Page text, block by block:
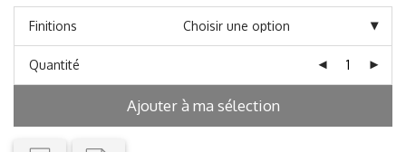
Finitions
Quantité
Ajouter à ma sélection